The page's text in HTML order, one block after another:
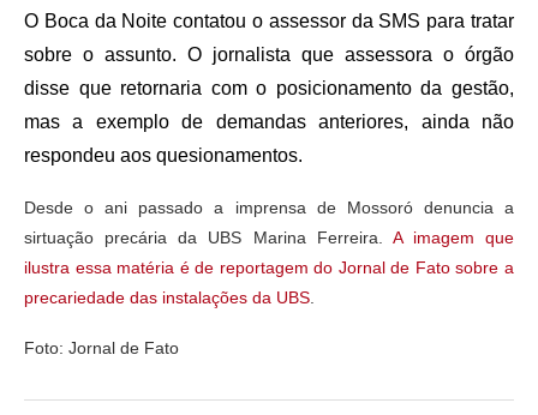
O Boca da Noite contatou o assessor da SMS para tratar
sobre o assunto. O jornalista que assessora o órgão
disse que retornaria com o posicionamento da gestão,
mas a exemplo de demandas anteriores, ainda não
respondeu aos quesionamentos.
Desde o ani passado a imprensa de Mossoró denuncia a
sirtuação precária da UBS Marina Ferreira. A imagem que
ilustra essa matéria é de reportagem do Jornal de Fato sobre a
precariedade das instalações da UBS
Foto: Jornal de Fato